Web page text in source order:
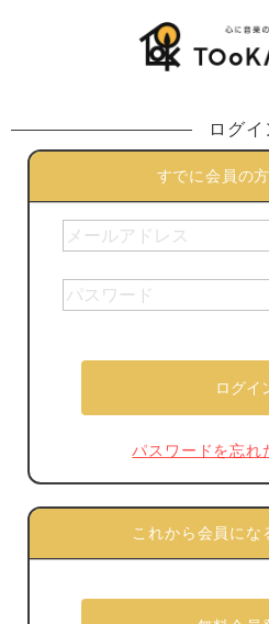
ログイ
すでに会員の
パスワードを忘れ
これから会員にな